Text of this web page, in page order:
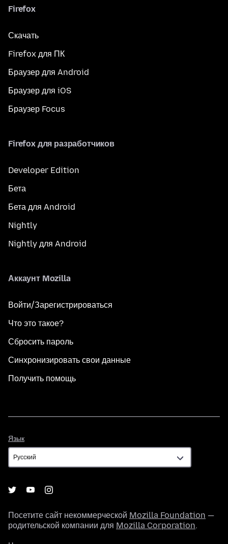
Firefox
Скачать
Firefox для ПК
Браузер для Android
Браузер для iOS
Браузер Focus
Firefox для разработчиков
Developer Edition
Бета
Бета для Android
Nightly
Nightly для Android
Аккаунт Mozilla
Войти/Зарегистрироваться
Что это такое?
Сбросить пароль
Синхронизировать свои данные
Получить помощь
Язык
Посетите сайт некоммерческой Mozilla Foundation —
родительской компании для Mozilla Corporation.